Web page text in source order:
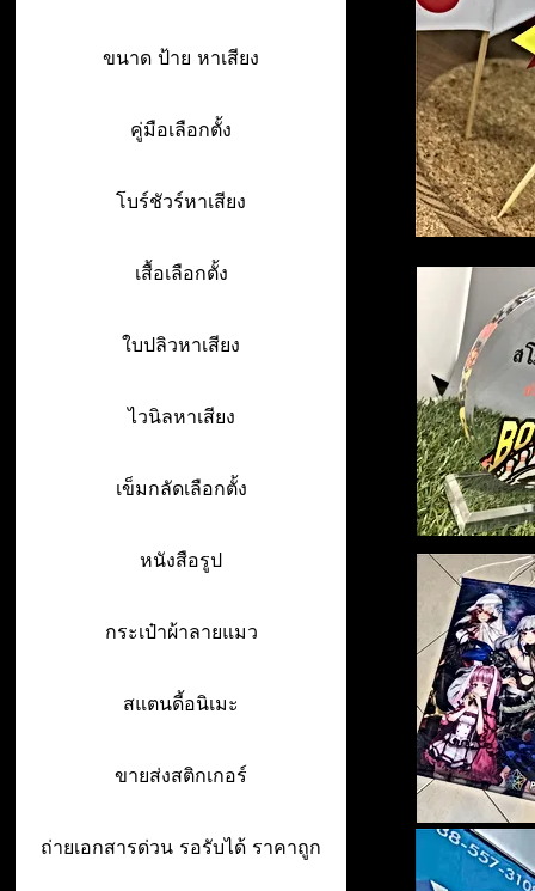
ขนาด ป้าย หาเสียง
คู่มือเลือกตั้ง
โบร์ชัวร์หาเสียง
เสื้อเลือกตั้ง
ใบปลิวหาเสียง
ไวนิลหาเสียง
เข็มกลัดเลือกตั้ง
หนังสือรูป
กระเป๋าผ้าลายแมว
สแตนดี้อนิเมะ
ขายส่งสติกเกอร์
ถ่ายเอกสารด่วน รอรับได้ ราคาถูก